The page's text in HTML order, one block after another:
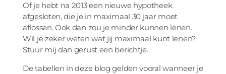
Of je hebt na 2013 een nieuwe hypotheek
afgesloten, die je in maximaal 30 jaar moet
aflossen. Ook dan zou je minder kunnen lenen.
Wil je zeker weten wat jij maximaal kunt lenen?
Stuur mij dan gerust een berichtje.
De tabellen in deze blog gelden vooral wanneer je